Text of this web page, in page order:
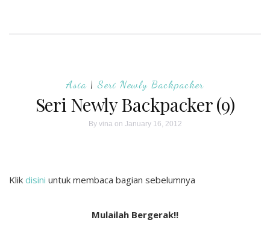
Asia |Seri Newly Backpacker
Seri Newly Backpacker (9)
By vinaon January 16, 2012
Klik disini untuk membaca bagian sebelumnya
Mulailah Bergerak!!